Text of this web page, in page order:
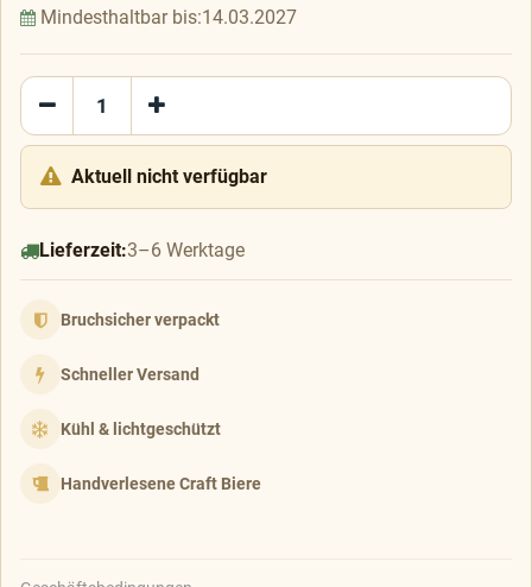
Mindesthaltbar bis:14.03.2027
Aktuell nicht verfügbar
Lieferzeit:3–6 Werktage
Bruchsicher verpackt
Schneller Versand
Kühl & lichtgeschützt
Handverlesene Craft Biere